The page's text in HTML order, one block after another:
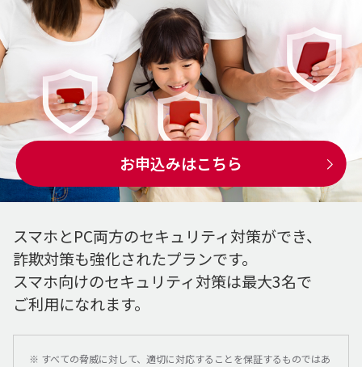
お申込みはこちら
スマホとPC両方のセキュリティ対策ができ、
詐欺対策も強化されたプランです。
スマホ向けのセキュリティ対策は最大3名で
ご利用になれます。
※ すべての脅威に対して、適切に対応することを保証するものではあ